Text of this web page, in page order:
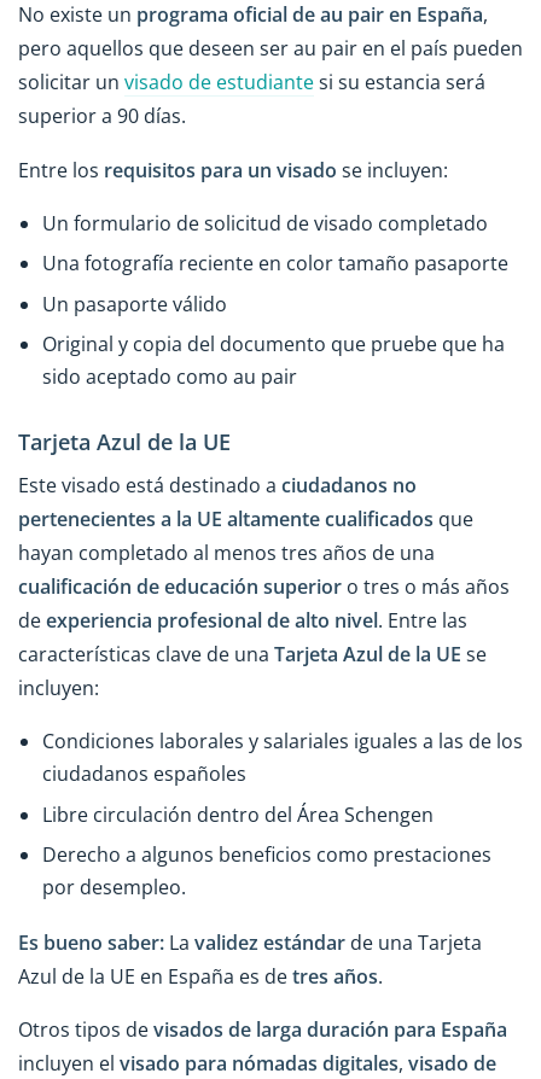
No existe un programa oficial de au pair en España,
pero aquellos que deseen ser au pair en el país pueden
solicitar un visado de estudiantesi su estancia será
superior a 90 días.
Entre los requisitos para un visado se incluyen:
Un formulario de solicitud de visado completado
Una fotografía reciente en color tamaño pasaporte
Un pasaporte válido
Original y copia del documento que pruebe que ha
sido aceptado como au pair
Tarjeta Azul de la UE
Este visado está destinado a ciudadanos no
pertenecientes a la UE altamente cualificados que
hayan completado al menos tres años de una
cualificación de educación superior o tres o más años
deexperiencia profesional de alto nivel. Entre las
características clave de una Tarjeta Azul de la UE se
incluyen:
Condiciones laborales y salariales iguales a las de los
ciudadanos españoles
Libre circulación dentro del Área Schengen
Derecho a algunos beneficios como prestaciones
por desempleo.
Es bueno saber: La validez estándar de una Tarjeta
Azul de la UE en España es detres años.
Otros tipos devisados de larga duración para España
incluyen el visado para nómadas digitales, visado de